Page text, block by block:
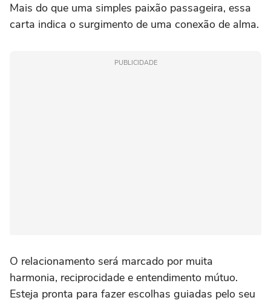
Mais do que uma simples paixão passageira, essa
carta indica o surgimento de uma conexão de alma.
PUBLICIDADE
O relacionamento será marcado por muita
harmonia, reciprocidade e entendimento mútuo.
Esteja pronta para fazer escolhas guiadas pelo seu